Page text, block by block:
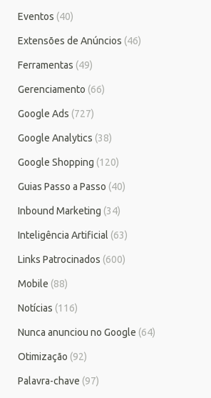
Eventos (40)
Extensões de Anúncios (46)
Ferramentas (49)
Gerenciamento (66)
Google Ads (727)
Google Analytics (38)
Google Shopping (120)
Guias Passo a Passo (40)
Inbound Marketing (34)
Inteligência Artificial (63)
Links Patrocinados (600)
Mobile (88)
Notícias (116)
Nunca anunciou no Google (64)
Otimização (92)
Palavra-chave (97)